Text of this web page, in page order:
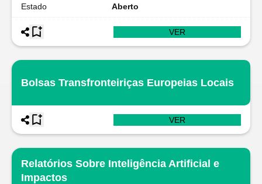
Estado Aberto
VER
Bolsas Transfronteiriças Europeias Locais
VER
Relatórios Sobre Inteligência Artificial e
Impactos